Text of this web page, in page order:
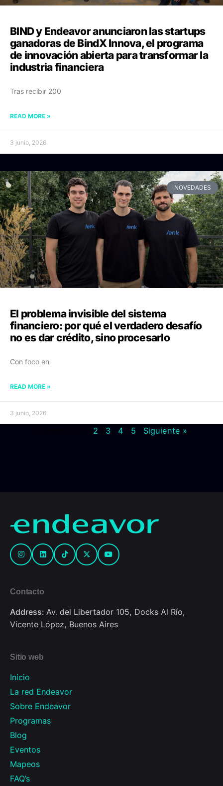
BIND y Endeavor anunciaron las startups
ganadoras de BindX Innova, el programa
de innovación abierta para transformar la
industria financiera
Tras recibir 200
READ MORE »
3 junio, 2026
NOVEDADES
El problema invisible del sistema
financiero: por qué el verdadero desafío
no es dar crédito, sino procesarlo
Con foco en
READ MORE »
3 junio, 2026
2 3 4 5 Siguiente »
Contacto
Address: Av. del Libertador 105, Docks Al Río,
Vicente López, Buenos Aires
Sitio web
Inicio
La red Endeavor
Sobre Endeavor
Programas
Blog
Eventos
Mapeos
FAQ’s